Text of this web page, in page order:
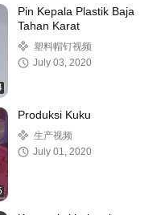
Pin Kepala Plastik Baja
Tahan Karat
塑料帽钉视频
July 03, 2020
Produksi Kuku
生产视频
July 01, 2020